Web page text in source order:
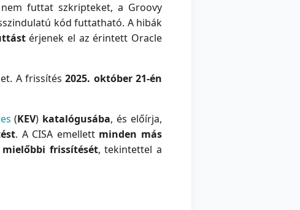
futtat szkripteket, a Groovy
kód futtatható. A hibák
érjenek el az érintett Oracle
A frissítés2025. október 21-én
(KEV) katalógusába, és előírja,
. A CISA emellett minden más
frissítését, tekintettel a